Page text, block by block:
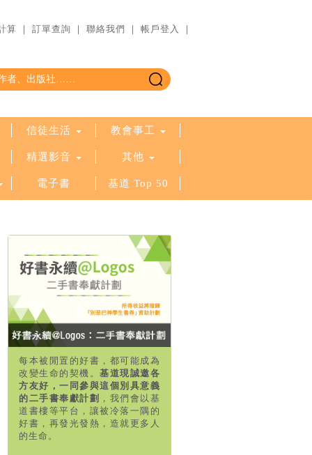
算 ｜ 訂單查詢 ｜ 聯絡我們 ｜ 帳戶登入 ｜
信徒生活 教會事工
精選影音 其他
電子書 基道 Top 50
每本被閒置的好書，都可能成為
改變生命的契機。基道現誠邀各
方友好，一同參與這個別具意義
的二手書奉獻計劃 ，我們會以基
道書樓等平台，讓被冷落一隅的
好書，再發光發熱，造就更多人
的生命。